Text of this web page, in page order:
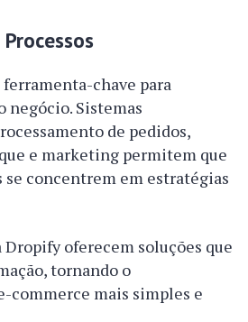
ferramenta-chave para
negócio. Sistemas
de pedidos,
e marketing permitem que
se concentrem em estratégias
oferecem soluções que
tornando o
commerce mais simples e